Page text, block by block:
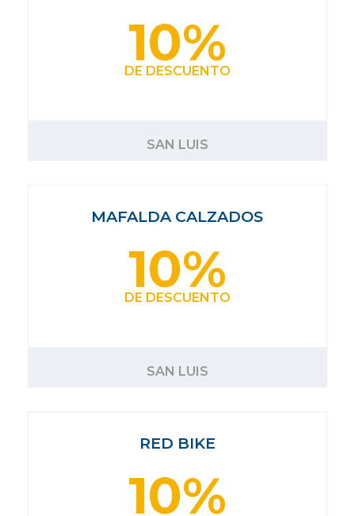
10%
DE DESCUENTO
SAN LUIS
MAFALDA CALZADOS
10%
DE DESCUENTO
SAN LUIS
RED BIKE
10%